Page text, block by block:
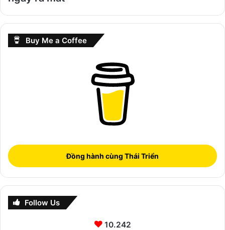
Buy Me a Coffee
Đồng hành cùng Thái Triển
Follow Us
10.242